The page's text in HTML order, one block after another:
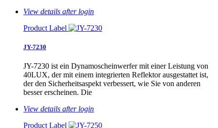
View details after login
Product Label
JY-7230
JY-7230 ist ein Dynamoscheinwerfer mit einer Leistung von
40LUX, der mit einem integrierten Reflektor ausgestattet ist,
der den Sicherheitsaspekt verbessert, wie Sie von anderen
besser erscheinen. Die
View details after login
Product Label